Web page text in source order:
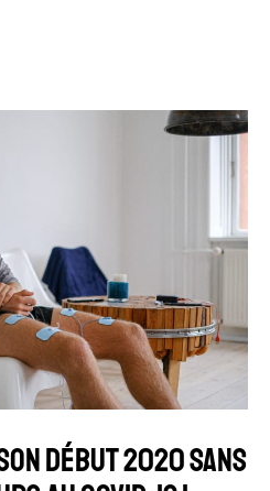
DÉBUT 2020 SANS